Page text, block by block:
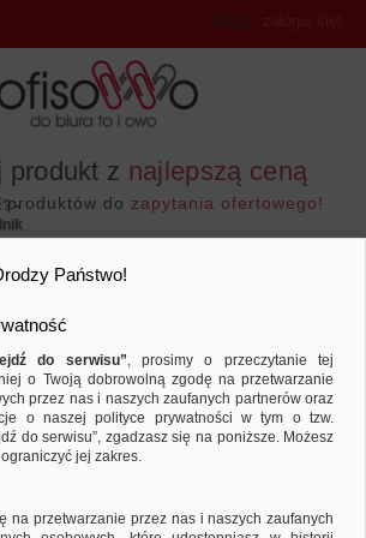
produkt z najlepszą ceną
produktów do zapytania ofertowego!
Witaj ,
Marka NO NAME
Sortuj według
-
Państwo!
do serwisu”, prosimy o przeczytanie tej
o Twoją dobrowolną zgodę na przetwarzanie
przez nas i naszych zaufanych partnerów oraz
o naszej polityce prywatności w tym o tzw.
do serwisu”, zgadzasz się na poniższe. Możesz
jej zakres.
na przetwarzanie przez nas i naszych zaufanych